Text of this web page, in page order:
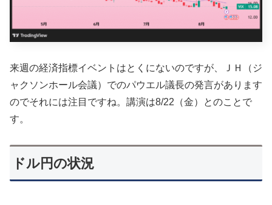
来週の経済指標イベントはとくにないのですが、ＪＨ（ジ
ャクソンホール会議）でのパウエル議長の発言があります
のでそれには注目ですね。講演は8/22（金）とのことで
す。
ドル円の状況